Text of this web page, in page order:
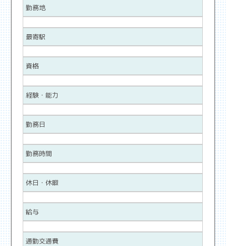
勤務地
最寄駅
資格
経験・能力
勤務日
勤務時間
休日・休暇
給与
通勤交通費